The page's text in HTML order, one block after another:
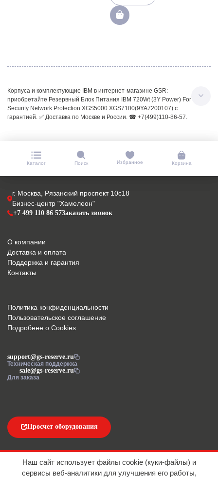
Корпуса и комплектующие IBM в интернет-магазине GSR:
приобретайте Резервный Блок Питания IBM 720Wt (3Y Power) For
Security Network Protection XGS5000 XGS7100(9YA7200107) с
гарантией. ✅ Доставка по Москве и России. ☎ +7(499)110-86-57.
Каталог Поиск Избранное Корзина
г. Москва, Рязанский проспект 10с18
Бизнес-центр "Хамелеон"
+7 499 110 86 57Заказать звонок
support@gs-reserve.ru
Техническая поддержка
sale@gs-reserve.ru
Для заказа
О компании
Доставка и оплата
Поддержка и гарантия
Контакты
Просчет оборудования
Политика конфиденциальности
Пользовательское соглашение
Подробнее о Cookies
Наш сайт использует файлы cookie (куки-файлы) и
сервисы веб-аналитики для улучшения его работы,